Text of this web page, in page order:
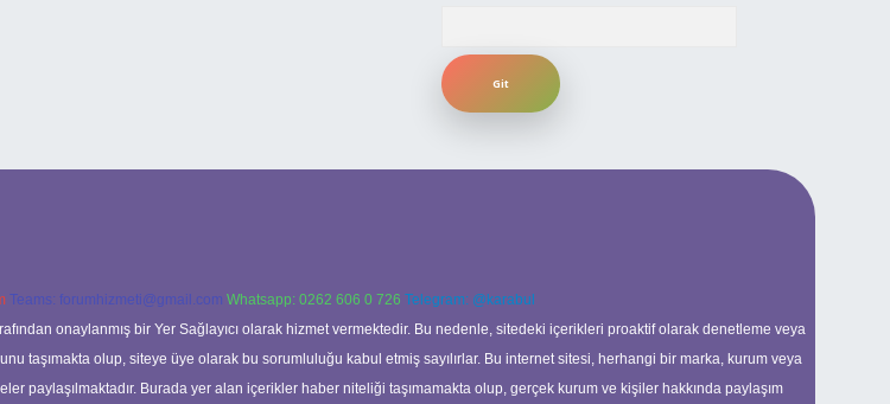
Teams: forumhizmeti@gmail.com Whatsapp: 0262 606 0 726 Telegram: @karabul
onaylanmış bir Yer Sağlayıcı olarak hizmet vermektedir. Bu nedenle, sitedeki içerikleri proaktif olarak denetleme veya
taşımakta olup, siteye üye olarak bu sorumluluğu kabul etmiş sayılırlar. Bu internet sitesi, herhangi bir marka, kurum veya
paylaşılmaktadır. Burada yer alan içerikler haber niteliği taşımamakta olup, gerçek kurum ve kişiler hakkında paylaşım